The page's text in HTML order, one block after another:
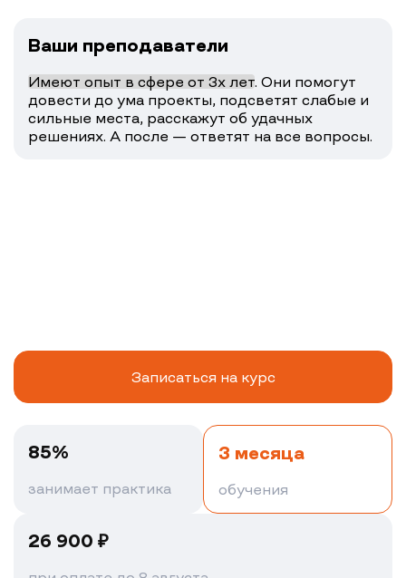
Ваши преподаватели
Имеют опыт в сфере от 3х лет . Они помогут
довести до ума проекты, подсветят слабые и
сильные места, расскажут об удачных
решениях. А после — ответят на все вопросы.
Записаться на курс
85%
занимает практика
3 месяца
обучения
26 900 ₽